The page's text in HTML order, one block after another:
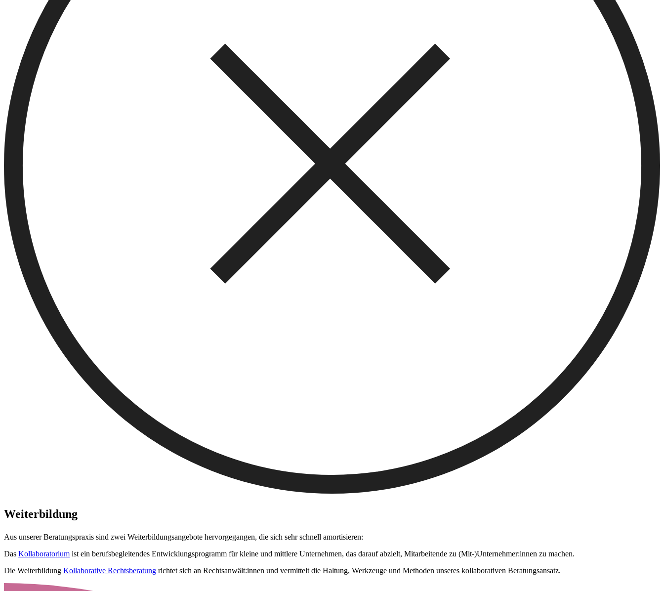
Weiterbildung
Aus unserer Beratungspraxis sind zwei Weiterbildungsangebote hervorgegangen, die sich sehr schnell amortisieren:
Das Kollaboratorium ist ein berufsbegleitendes Entwicklungsprogramm für kleine und mittlere Unternehmen, das darauf abzielt, Mitarbeitende zu (Mit-)Unternehmer:innen zu machen.
Die Weiterbildung Kollaborative Rechtsberatung richtet sich an Rechtsanwält:innen und vermittelt die Haltung, Werkzeuge und Methoden unseres kollaborativen Beratungsansatz.